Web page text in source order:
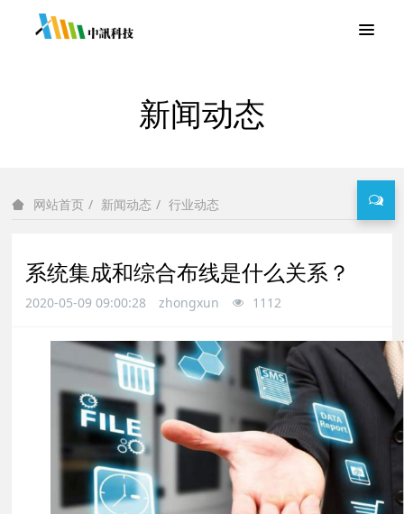
新闻动态
网站首页 新闻动态 行业动态
系统集成和综合布线是什么关系？
2020-05-09 09:00:28 zhongxun 1112